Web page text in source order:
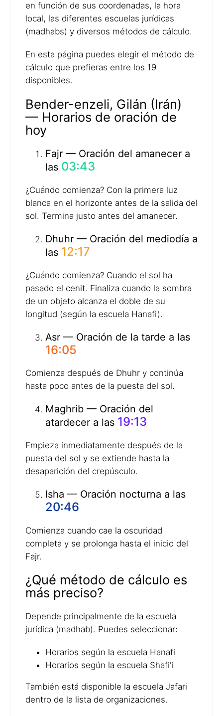
en función de sus coordenadas, la hora
local, las diferentes escuelas jurídicas
(madhabs) y diversos métodos de cálculo.
En esta página puedes elegir el método de
cálculo que prefieras entre los 19
disponibles.
Bender-enzeli, Gilán (Irán)
— Horarios de oración de
hoy
Fajr — Oración del amanecer a
las 03:43
¿Cuándo comienza? Con la primera luz
blanca en el horizonte antes de la salida del
sol. Termina justo antes del amanecer.
Dhuhr — Oración del mediodía a
las 12:17
¿Cuándo comienza? Cuando el sol ha
pasado el cenit. Finaliza cuando la sombra
de un objeto alcanza el doble de su
longitud (según la escuela Hanafi).
Asr — Oración de la tarde a las
16:05
Comienza después de Dhuhr y continúa
hasta poco antes de la puesta del sol.
Maghrib — Oración del
atardecer a las 19:13
Empieza inmediatamente después de la
puesta del sol y se extiende hasta la
desaparición del crepúsculo.
Isha — Oración nocturna a las
20:46
Comienza cuando cae la oscuridad
completa y se prolonga hasta el inicio del
Fajr.
¿Qué método de cálculo es
más preciso?
Depende principalmente de la escuela
jurídica (madhab). Puedes seleccionar:
Horarios según la escuela Hanafi
Horarios según la escuela Shafi'i
También está disponible la escuela Jafari
dentro de la lista de organizaciones.